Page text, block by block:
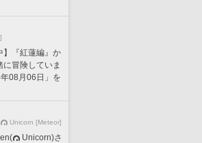
】『紅蓮編』か
に冒険していま
08月06日」を
Unicorn [Meteor]
Unicorn)さ